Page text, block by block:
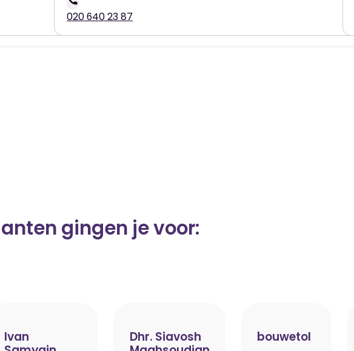
020 640 23 87
gingen je voor:
Ivan
Dhr. Siavosh
bouwetol